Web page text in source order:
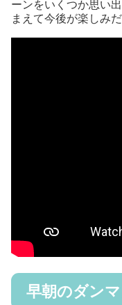
ーンをいくつか思い
まえて今後が楽しみだ
早朝のダン